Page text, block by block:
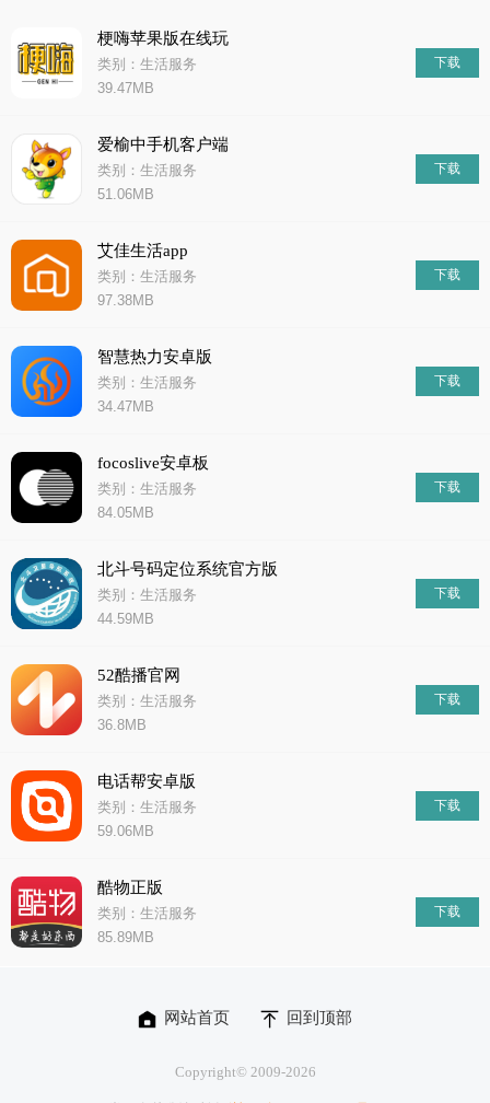
梗嗨苹果版在线玩
类别：生活服务
39.47MB
下载
爱榆中手机客户端
类别：生活服务
51.06MB
下载
艾佳生活app
类别：生活服务
97.38MB
下载
智慧热力安卓版
类别：生活服务
34.47MB
下载
focoslive安卓板
类别：生活服务
84.05MB
下载
北斗号码定位系统官方版
类别：生活服务
44.59MB
下载
52酷播官网
类别：生活服务
36.8MB
下载
电话帮安卓版
类别：生活服务
59.06MB
下载
酷物正版
类别：生活服务
85.89MB
下载
网站首页 回到顶部
Copyright© 2009-2026